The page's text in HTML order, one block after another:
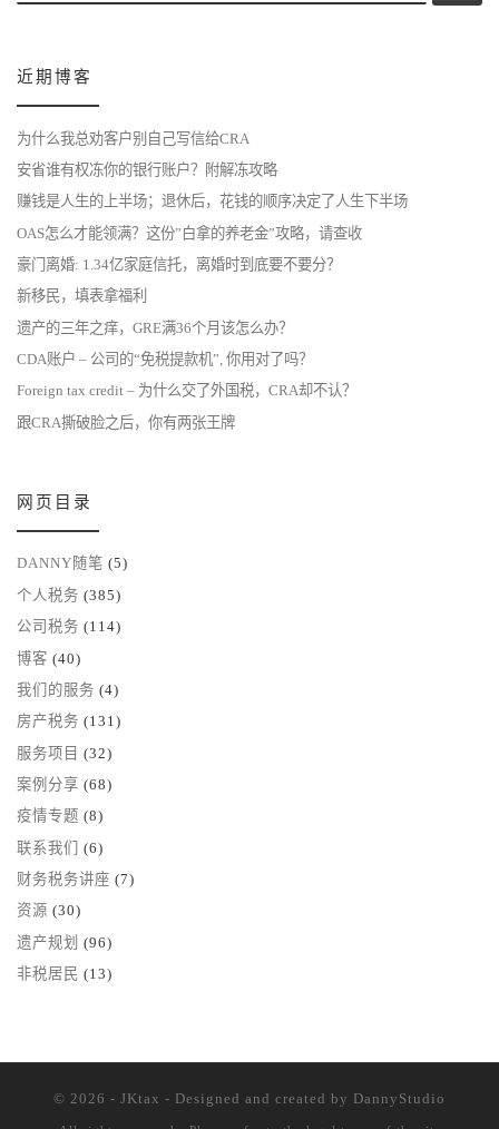
近期博客
为什么我总劝客户别自己写信给CRA
安省谁有权冻你的银行账户？附解冻攻略
赚钱是人生的上半场；退休后，花钱的顺序决定了人生下半场
OAS怎么才能领满？这份”白拿的养老金”攻略，请查收
豪门离婚: 1.34亿家庭信托，离婚时到底要不要分？
新移民，填表拿福利
遗产的三年之痒，GRE满36个月该怎么办？
CDA账户 – 公司的“免税提款机”, 你用对了吗？
Foreign tax credit – 为什么交了外国税，CRA却不认？
跟CRA撕破脸之后，你有两张王牌
网页目录
DANNY随笔 (5)
个人税务 (385)
公司税务 (114)
博客 (40)
我们的服务 (4)
房产税务 (131)
服务项目 (32)
案例分享 (68)
疫情专题 (8)
联系我们 (6)
财务税务讲座 (7)
资源 (30)
遗产规划 (96)
非税居民 (13)
© 2026 - JKtax - Designed and created by DannyStudio